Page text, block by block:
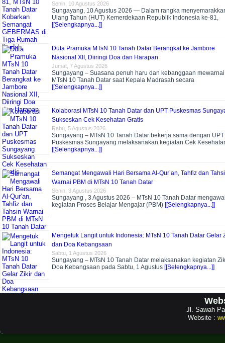
Senin, 10 Agustus 2026
Sungayang, 10 Agustus 2026 — Dalam rangka
Ulang Tahun (HUT) Kemerdekaan Republik Indonesia ke-81,
[[Selengkapnya...]]
Duta Pramuka MTsN 10 Tanah Datar Berangkat ke Jambore
Nasional XII, Diiringi Doa dan Harapan
Jumat, 7 Agustus 2026
Sungayang – Suasana penuh haru dan kebanggaan mewarnai
MTsN 10 Tanah Datar saat Kepala Madrasah secara
[[Selengkapnya...]]
Kolaborasi MTsN 10 Tanah Datar dan UPT Puskesmas
Sukseskan Cek Kesehatan Gratis
Rabu, 5 Agustus 2026
Sungayang – MTsN 10 Tanah Datar bekerja sama dengan UPT
Puskesmas Sungayang melaksanakan kegiatan Cek
[[Selengkapnya...]]
Semangat Mengawali Hari Bersama Al-Qur’an, Tahfiz dan
Warnai PBM di MTsN 10 Tanah Datar
Senin, 3 Agustus 2026
Sungayang , 3 Agustus 2026 – MTsN 10 Tanah Datar
kegiatan Proses Belajar Mengajar (PBM) [[Selengkapnya...]]
Mengetuk Langit untuk Indonesia: MTsN 10 Tanah Datar Gelar
dan Doa Kebangsaan
Sabtu, 1 Agustus 2026
Sungayang – MTsN 10 Tanah Datar melaksanakan kegiatan
Doa Kebangsaan pada Sabtu, 1 Agustus [[Selengkapnya...]]
Jl. Sawah
Website :